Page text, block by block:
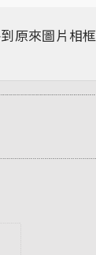
原來圖片相